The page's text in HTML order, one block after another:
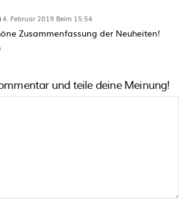
4. Februar 2019 Beim 15:54
Zusammenfassung der Neuheiten!
und teile deine Meinung!